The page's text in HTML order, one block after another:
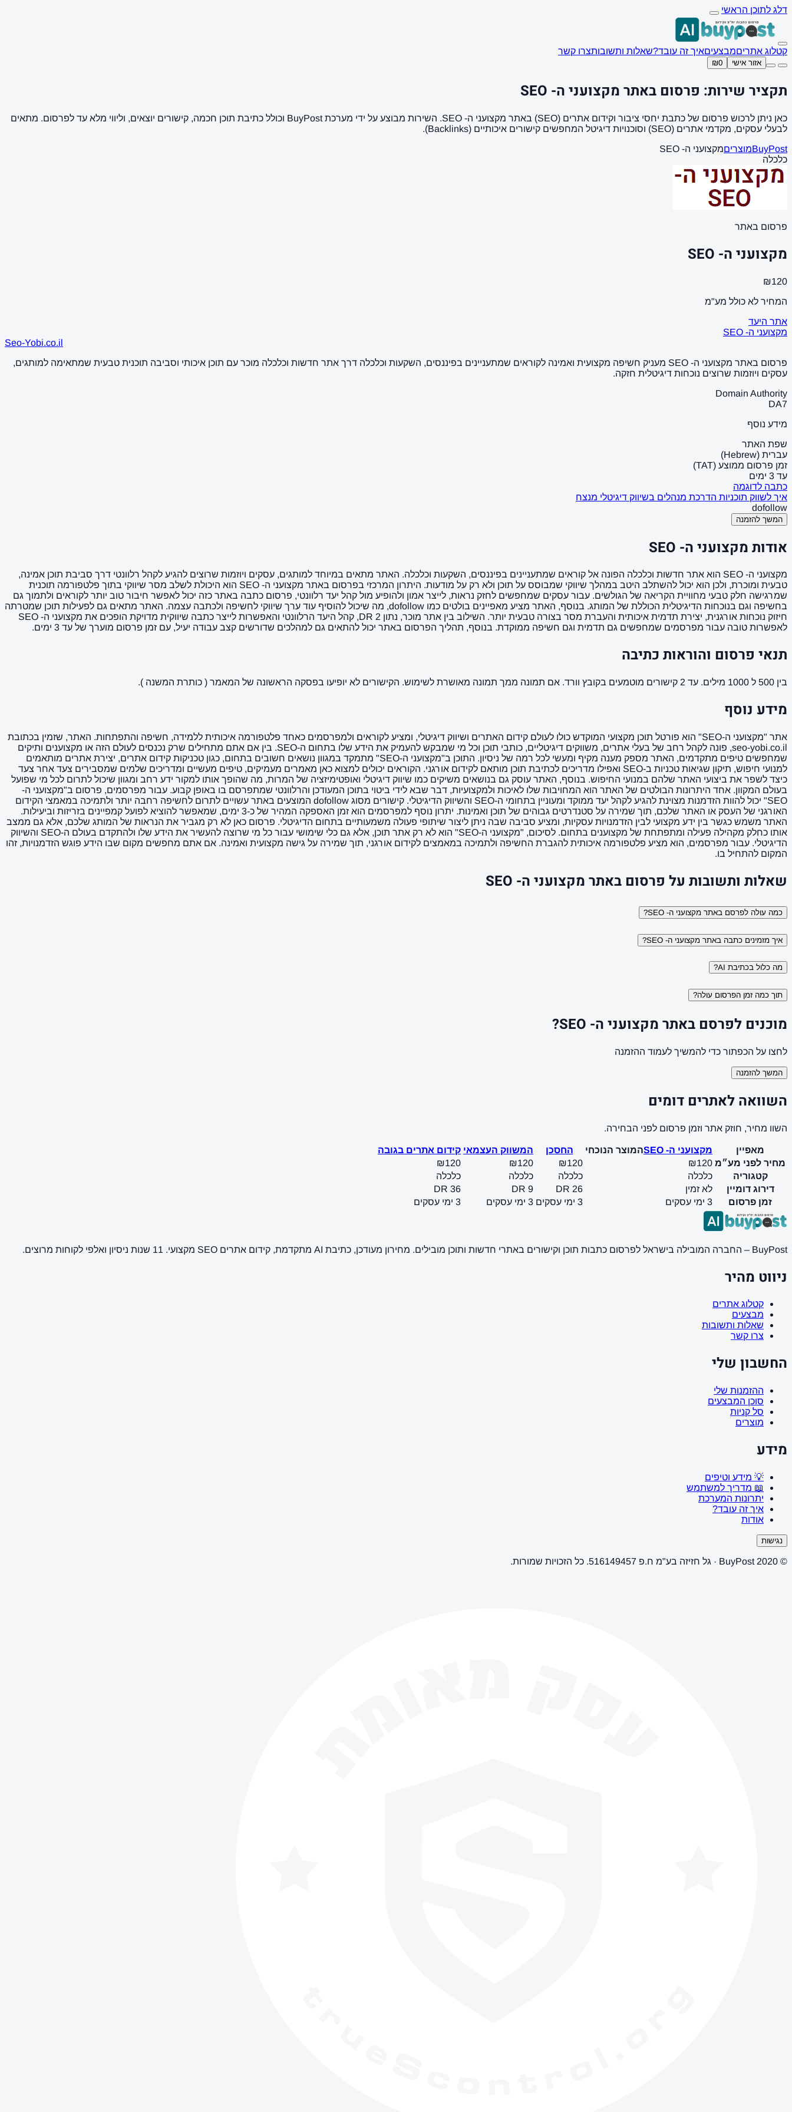
דלג לתוכן הראשי
קטלוג אתריםמבצעיםאיך זה עובד?שאלות ותשובותצרו קשר
אזור אישי ₪0
תקציר שירות: פרסום באתר מקצועני ה- SEO
כאן ניתן לרכוש פרסום של כתבת יחסי ציבור וקידום אתרים (SEO) באתר מקצועני ה- SEO. השירות מבוצע על ידי מערכת BuyPost וכולל כתיבת תוכן חכמה, קישורים יוצאים, וליווי מלא עד לפרסום. מתאים
לבעלי עסקים, מקדמי אתרים (SEO) וסוכנויות דיגיטל המחפשים קישורים איכותיים (Backlinks).
BuyPostמוצריםמקצועני ה- SEO
כלכלה
פרסום באתר
מקצועני ה- SEO
₪120
המחיר לא כולל מע"מ
אתר היעד
מקצועני ה- SEO
Seo-Yobi.co.il
פרסום באתר מקצועני ה- SEO מעניק חשיפה מקצועית ואמינה לקוראים שמתעניינים בפיננסים, השקעות וכלכלה דרך אתר חדשות וכלכלה מוכר עם תוכן איכותי וסביבה תוכנית טבעית שמתאימה למותגים,
עסקים ויוזמות שרוצים נוכחות דיגיטלית חזקה.
Domain Authority
DA7
מידע נוסף
שפת האתר
עברית (Hebrew)
זמן פרסום ממוצע (TAT)
עד 3 ימים
כתבה לדוגמה
איך לשווק תוכניות הדרכת מנהלים בשיווק דיגיטלי מנצח
dofollow
המשך להזמנה
אודות מקצועני ה- SEO
מקצועני ה- SEO הוא אתר חדשות וכלכלה הפונה אל קוראים שמתעניינים בפיננסים, השקעות וכלכלה. האתר מתאים במיוחד למותגים, עסקים ויוזמות שרוצים להגיע לקהל רלוונטי דרך סביבת תוכן אמינה,
טבעית ומוכרת, ולכן הוא יכול להשתלב היטב במהלך שיווקי שמבוסס על תוכן ולא רק על מודעות. היתרון המרכזי בפרסום באתר מקצועני ה- SEO הוא היכולת לשלב מסר שיווקי בתוך פלטפורמה תוכנית
שמרגישה חלק טבעי מחוויית הקריאה של הגולשים. עבור עסקים שמחפשים לחזק נראות, לייצר אמון ולהופיע מול קהל יעד רלוונטי, פרסום כתבה באתר כזה יכול לאפשר חיבור טוב יותר לקוראים ולתמוך גם
בחשיפה וגם בנוכחות הדיגיטלית הכוללת של המותג. בנוסף, האתר מציע מאפיינים בולטים כמו dofollow, מה שיכול להוסיף עוד ערך שיווקי לחשיפה ולכתבה עצמה. האתר מתאים גם לפעילות תוכן שמטרתה
חיזוק נוכחות אורגנית, יצירת תדמית איכותית והעברת מסר בצורה טבעית יותר. השילוב בין אתר מוכר, נתון DR 2, קהל היעד הרלוונטי והאפשרות לייצר כתבה שיווקית מדויקת הופכים את מקצועני ה- SEO
לאפשרות טובה עבור מפרסמים שמחפשים גם תדמית וגם חשיפה ממוקדת. בנוסף, תהליך הפרסום באתר יכול להתאים גם למהלכים שדורשים קצב עבודה יעיל, עם זמן פרסום מוערך של עד 3 ימים.
תנאי פרסום והוראות כתיבה
בין 500 ל 1000 מילים. עד 2 קישורים מוטמעים בקובץ וורד. אם תמונה ממך תמונה מאושרת לשימוש. הקישורים לא יופיעו בפסקה הראשונה של המאמר ( כותרת המשנה ).
מידע נוסף
אתר "מקצועני ה-SEO" הוא פורטל תוכן מקצועי המוקדש כולו לעולם קידום האתרים ושיווק דיגיטלי, ומציע לקוראים ולמפרסמים כאחד פלטפורמה איכותית ללמידה, חשיפה והתפתחות. האתר, שזמין בכתובת
seo-yobi.co.il, פונה לקהל רחב של בעלי אתרים, משווקים דיגיטליים, כותבי תוכן וכל מי שמבקש להעמיק את הידע שלו בתחום ה-SEO. בין אם אתם מתחילים שרק נכנסים לעולם הזה או מקצוענים ותיקים
שמחפשים טיפים מתקדמים, האתר מספק מענה מקיף ומעשי לכל רמה של ניסיון. התוכן ב"מקצועני ה-SEO" מתמקד במגוון נושאים חשובים בתחום, כגון טכניקות קידום אתרים, יצירת אתרים מותאמים
למנועי חיפוש, תיקון שגיאות טכניות ב-SEO ואפילו מדריכים לכתיבת תוכן מותאם לקידום אורגני. הקוראים יכולים למצוא כאן מאמרים מעמיקים, טיפים מעשיים ומדריכים שלמים שמסבירים צעד אחר צעד
כיצד לשפר את ביצועי האתר שלהם במנועי החיפוש. בנוסף, האתר עוסק גם בנושאים משיקים כמו שיווק דיגיטלי ואופטימיזציה של המרות, מה שהופך אותו למקור ידע רחב ומגוון שיכול לתרום לכל מי שפועל
בעולם המקוון. אחד היתרונות הבולטים של האתר הוא המחויבות שלו לאיכות ולמקצועיות, דבר שבא לידי ביטוי בתוכן המעודכן והרלוונטי שמתפרסם בו באופן קבוע. עבור מפרסמים, פרסום ב"מקצועני ה-
SEO" יכול להוות הזדמנות מצוינת להגיע לקהל יעד ממוקד ומעוניין בתחומי ה-SEO והשיווק הדיגיטלי. קישורים מסוג dofollow המוצעים באתר עשויים לתרום לחשיפה רחבה יותר ולתמיכה במאמצי הקידום
האורגני של העסק או האתר שלכם, תוך שמירה על סטנדרטים גבוהים של תוכן ואמינות. יתרון נוסף למפרסמים הוא זמן האספקה המהיר של כ-3 ימים, שמאפשר להוציא לפועל קמפיינים בזריזות וביעילות.
האתר משמש כגשר בין ידע מקצועי לבין הזדמנויות עסקיות, ומציע סביבה שבה ניתן ליצור שיתופי פעולה משמעותיים בתחום הדיגיטלי. פרסום כאן לא רק מגביר את הנראות של המותג שלכם, אלא גם ממצב
אותו כחלק מקהילה פעילה ומתפתחת של מקצוענים בתחום. לסיכום, "מקצועני ה-SEO" הוא לא רק אתר תוכן, אלא גם כלי שימושי עבור כל מי שרוצה להעשיר את הידע שלו ולהתקדם בעולם ה-SEO והשיווק
הדיגיטלי. עבור מפרסמים, הוא מציע פלטפורמה איכותית להגברת החשיפה ולתמיכה במאמצים לקידום אורגני, תוך שמירה על גישה מקצועית ואמינה. אם אתם מחפשים מקום שבו הידע פוגש הזדמנויות, זהו
המקום להתחיל בו.
שאלות ותשובות על פרסום באתר מקצועני ה- SEO
כמה עולה לפרסם באתר מקצועני ה- SEO?
איך מזמינים כתבה באתר מקצועני ה- SEO?
מה כלול בכתיבת AI?
תוך כמה זמן הפרסום עולה?
מוכנים לפרסם באתר מקצועני ה- SEO?
לחצו על הכפתור כדי להמשיך לעמוד ההזמנה
המשך להזמנה
השוואה לאתרים דומים
השוו מחיר, חוזק אתר וזמן פרסום לפני הבחירה.
מאפיין מקצועני ה- SEO המוצר הנוכחי החסכן המשווק העצמאי קידום אתרים בגובה
מחיר לפני מע״מ ₪120
₪120
₪120
₪120
קטגוריה
כלכלה כלכלה כלכלה
כלכלה
דירוג דומיין
לא זמין DR 26
DR 9
DR 36
זמן פרסום
3 ימי עסקים 3 ימי עסקים 3 ימי עסקים 3 ימי עסקים
BuyPost – החברה המובילה בישראל לפרסום כתבות תוכן וקישורים באתרי חדשות ותוכן מובילים. מחירון מעודכן, כתיבת AI מתקדמת, קידום אתרים SEO מקצועי. 11 שנות ניסיון ואלפי לקוחות מרוצים.
ניווט מהיר
קטלוג אתרים
מבצעים
שאלות ותשובות
צרו קשר
החשבון שלי
ההזמנות שלי
סוכן המבצעים
סל קניות
מוצרים
מידע
💡 מידע וטיפים
📖 מדריך למשתמש
יתרונות המערכת
איך זה עובד?
אודות
נגישות
© 2020 BuyPost · גל חזיזה בע"מ ח.פ 516149457. כל הזכויות שמורות.